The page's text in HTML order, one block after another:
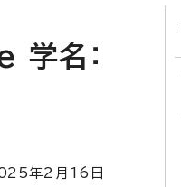
学名：
年2月 16 日